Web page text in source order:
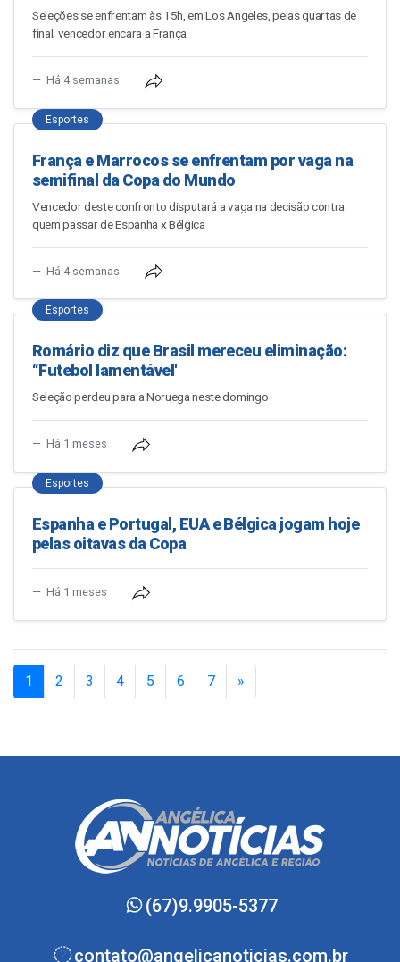
Seleções se enfrentam às 15h, em Los Angeles, pelas quartas de
final; vencedor encara a França
Há 4 semanas
Esportes
França e Marrocos se enfrentam por vaga na
semifinal da Copa do Mundo
Vencedor deste confronto disputará a vaga na decisão contra
quem passar de Espanha x Bélgica
Há 4 semanas
Esportes
Romário diz que Brasil mereceu eliminação:
“Futebol lamentável'
Seleção perdeu para a Noruega neste domingo
Há 1 meses
Esportes
Espanha e Portugal, EUA e Bélgica jogam hoje
pelas oitavas da Copa
Há 1 meses
1 (current)
2 3 4 5 6 7 »
(67)9.9905-5377
contato@angelicanoticias.com.br